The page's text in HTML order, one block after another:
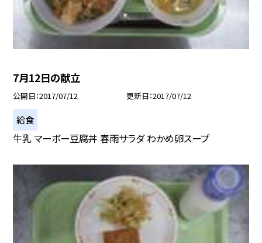
7月12日の献立
公開日 2017/07/12 更新日 2017/07/12
給食
牛乳 マーボー豆腐丼 春雨サラダ わかめ卵スープ